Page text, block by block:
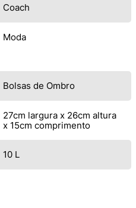
Coach
Moda
Bolsas de Ombro
27cm largura x 26cm altura
x 15cm comprimento
10 L